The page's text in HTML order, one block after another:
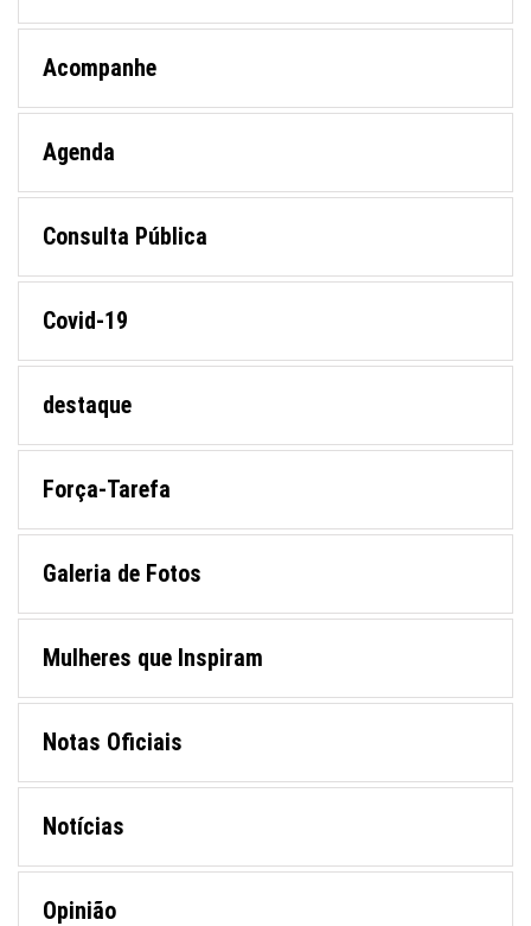
Acompanhe
Agenda
Consulta Pública
Covid-19
destaque
Força-Tarefa
Galeria de Fotos
Mulheres que Inspiram
Notas Oficiais
Notícias
Opinião